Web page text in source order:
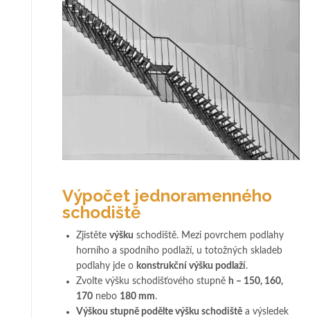
Výpočet jednoramenného
schodiště
Zjistěte výšku schodiště. Mezi povrchem podlahy
horního a spodního podlaží, u totožných skladeb
podlahy jde o konstrukční výšku podlaží.
Zvolte výšku schodišťového stupně h – 150, 160,
170 nebo 180 mm.
Výškou stupně podělte výšku schodiště a výsledek